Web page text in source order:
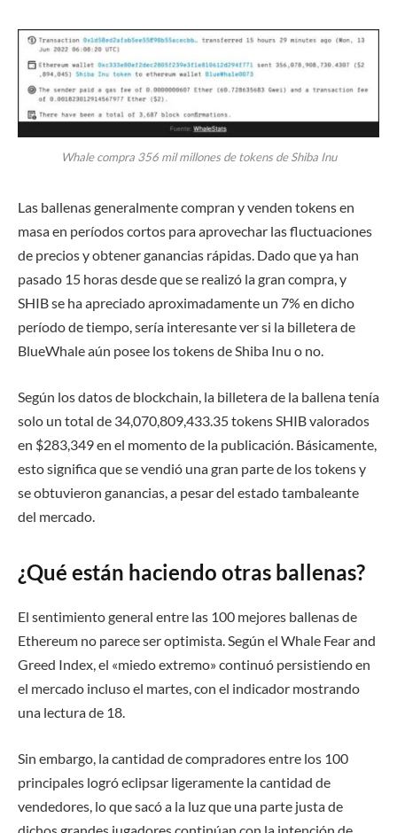
Whale compra 356 mil millones de tokens de Shiba Inu
Las ballenas generalmente compran y venden tokens en
masa en períodos cortos para aprovechar las fluctuaciones
de precios y obtener ganancias rápidas. Dado que ya han
pasado 15 horas desde que se realizó la gran compra, y
SHIB se ha apreciado aproximadamente un 7% en dicho
período de tiempo, sería interesante ver si la billetera de
BlueWhale aún posee los tokens de Shiba Inu o no.
Según los datos de blockchain, la billetera de la ballena tenía
solo un total de 34,070,809,433.35 tokens SHIB valorados
en $283,349 en el momento de la publicación. Básicamente,
esto significa que se vendió una gran parte de los tokens y
se obtuvieron ganancias, a pesar del estado tambaleante
del mercado.
¿Qué están haciendo otras ballenas?
El sentimiento general entre las 100 mejores ballenas de
Ethereum no parece ser optimista. Según el Whale Fear and
Greed Index, el «miedo extremo» continuó persistiendo en
el mercado incluso el martes, con el indicador mostrando
una lectura de 18.
Sin embargo, la cantidad de compradores entre los 100
principales logró eclipsar ligeramente la cantidad de
vendedores, lo que sacó a la luz que una parte justa de